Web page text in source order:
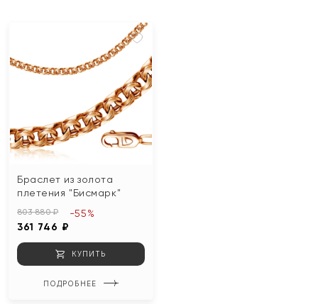
Браслет из золота
плетения "Бисмарк"
803 880 ₽
361 746 ₽
-55%
КУПИТЬ
ПОДРОБНЕЕ